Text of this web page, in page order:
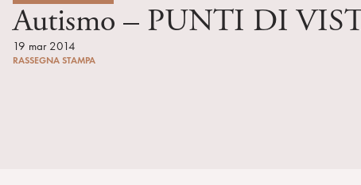
Autismo – PUNTI DI
19 mar 2014
RASSEGNA STAMPA